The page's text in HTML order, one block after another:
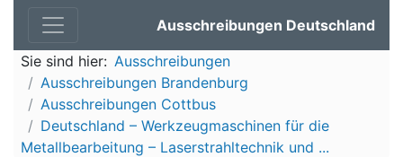
Ausschreibungen Deutschland
Sie sind hier: Ausschreibungen
Ausschreibungen Brandenburg
Ausschreibungen Cottbus
Deutschland – Werkzeugmaschinen für die
Metallbearbeitung – Laserstrahltechnik und ...